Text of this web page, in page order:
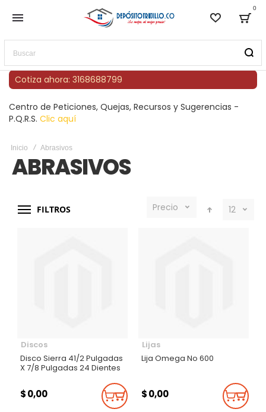
Lista de
0
Buscar
Cotiza ahora: 3168688799
Centro de Peticiones, Quejas, Recursos y Sugerencias -
P.Q.R.S. Clic aquí
Inicio Abrasivos
ABRASIVOS
FILTROS Precio 12
Discos
Disco Sierra 41/2 Pulgadas
X 7/8 Pulgadas 24 Dientes
$ 0,00 Añadir Al Carrito
Lijas
Lija Omega No 600
$ 0,00